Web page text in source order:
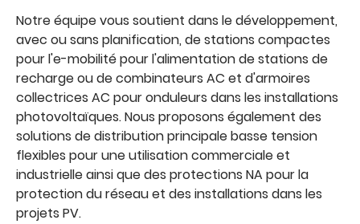
Notre équipe vous soutient dans le développement,
avec ou sans planification, de stations compactes
pour l'e-mobilité pour l'alimentation de stations de
recharge ou de combinateurs AC et d'armoires
collectrices AC pour onduleurs dans les installations
photovoltaïques. Nous proposons également des
solutions de distribution principale basse tension
flexibles pour une utilisation commerciale et
industrielle ainsi que des protections NA pour la
protection du réseau et des installations dans les
projets PV.